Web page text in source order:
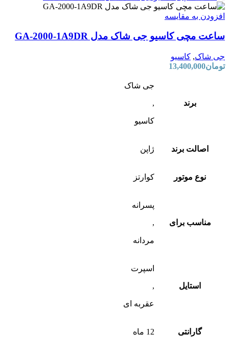
افزودن به مقایسه
ساعت مچی کاسیو جی شاک مدل GA-2000-1A9DR
جی شاک, کاسیو
تومان13,400,000
برند
جی شاک
,
کاسیو
اصالت برند ژاپن
نوع موتور کوارتز
مناسب برای
پسرانه
,
مردانه
استایل
اسپرت
,
عقربه ای
گارانتی 12 ماه